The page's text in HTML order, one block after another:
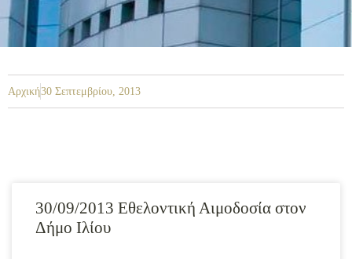
Αρχική30 Σεπτεμβρίου, 2013
30/09/2013 Εθελοντική Αιμοδοσία στον
Δήμο Ιλίου